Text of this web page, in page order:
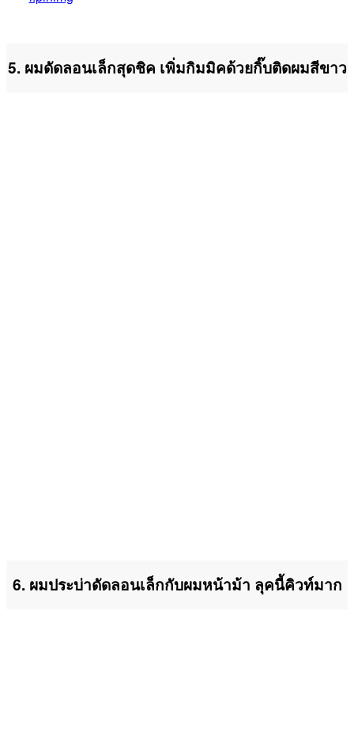
5. ผมดัดลอนเล็กสุดชิค เพิ่มกิมมิคด้วยกิ๊บติดผมสีขาว
6. ผมประบ่าดัดลอนเล็กกับผมหน้าม้า ลุคนี้คิวท์มาก